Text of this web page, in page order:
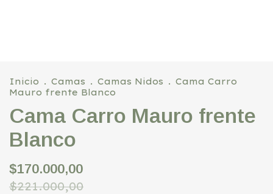
Inicio . Camas . Camas Nidos . Cama Carro
Mauro frente Blanco
Cama Carro Mauro frente
Blanco
$170.000,00
$221.000,00